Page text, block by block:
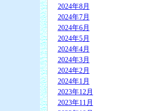
2024年8月
2024年7月
2024年6月
2024年5月
2024年4月
2024年3月
2024年2月
2024年1月
2023年12月
2023年11月